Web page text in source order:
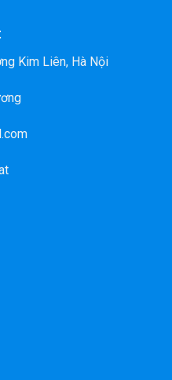
Kim Liên, Hà Nội